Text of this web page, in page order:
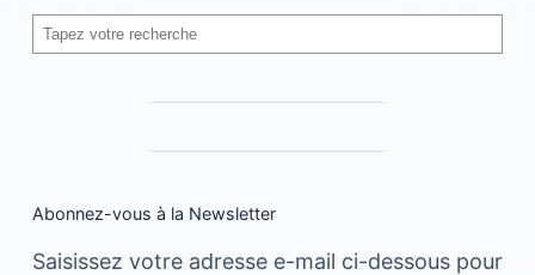
Rechercher
Abonnez-vous à la Newsletter
Saisissez votre adresse e-mail ci-dessous pour